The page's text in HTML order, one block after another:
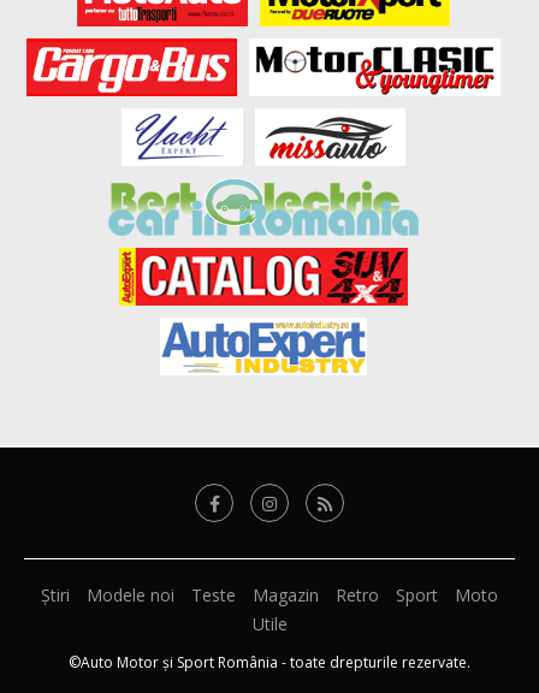
Știri Modele noi Teste Magazin Retro Sport
Moto
Utile
©Auto Motor și Sport România - toate drepturile rezervate.